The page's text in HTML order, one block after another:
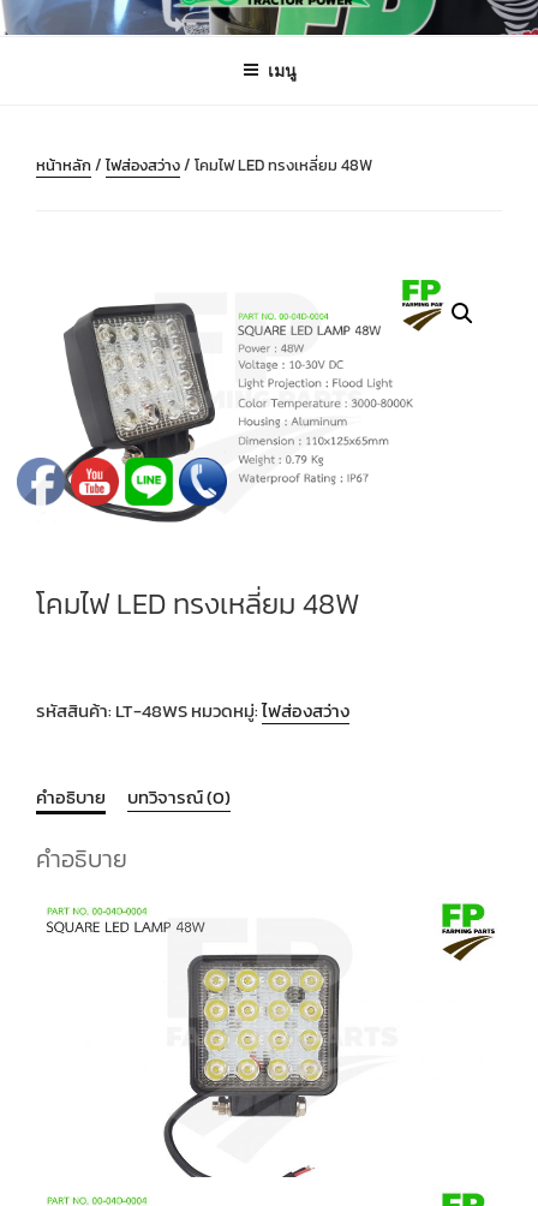
ข้ามFARMING PARTS DIRECT
ฟาร์มมิ่งพาร์ทไดเร็ค อะไหล่ รถไถ แทรกเตอร์ เครื่องมือจักรกลเกษตร จัดส่ง
เมนู
หน้าหลัก/ไฟส่องสว่าง/ โคมไฟ LED ทรงเหลี่ยม 48W
โคมไฟ LED ทรงเหลี่ยม 48W
รหัสสินค้า: LT-48WSหมวดหมู่:ไฟส่องสว่าง
คำอธิบาย บทวิจารณ์ (0)
คำอธิบาย